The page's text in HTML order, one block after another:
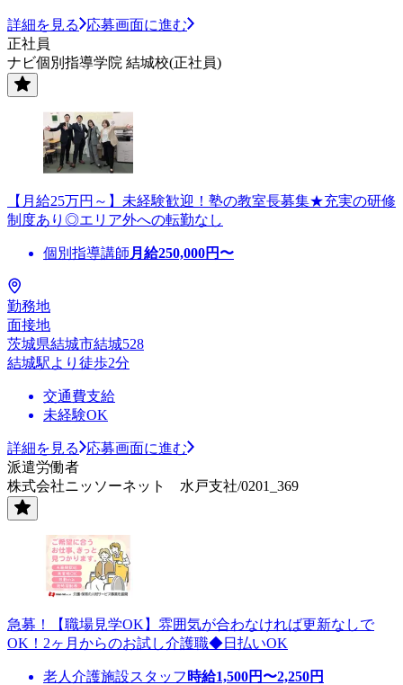
詳細を見る
応募画面に進む
正社員
ナビ個別指導学院 結城校(正社員)
【月給25万円～】未経験歓迎！塾の教室長募集★充実の研修
制度あり◎エリア外への転勤なし
個別指導講師 月給250,000円〜
勤務地
面接地
茨城県結城市結城528
結城駅より徒歩2分
交通費支給
未経験OK
詳細を見る
応募画面に進む
派遣労働者
株式会社ニッソーネット 水戸支社/0201_369
急募！【職場見学OK】雰囲気が合わなければ更新なしで
OK！2ヶ月からのお試し介護職◆日払いOK
老人介護施設スタッフ 時給1,500円〜2,250円